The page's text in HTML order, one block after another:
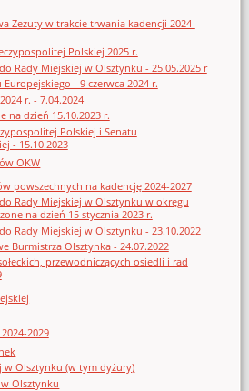
Zezuty w trakcie trwania kadencji 2024-
Polskiej 2025 r.
Rady Miejskiej w Olsztynku - 25.05.2025 r
- 9 czerwca 2024 r.
r. - 7.04.2024
na dzień 15.10.2023 r.
Polskiej i Senatu
- 15.10.2023
OKW
powszechnych na kadencję 2024-2027
Rady Miejskiej w Olsztynku w okręgu
na dzień 15 stycznia 2023 r.
Rady Miejskiej w Olsztynku - 23.10.2022
Burmistrza Olsztynka - 24.07.2022
przewodniczących osiedli i rad
2029
w Olsztynku (w tym dyżury)
Olsztynku